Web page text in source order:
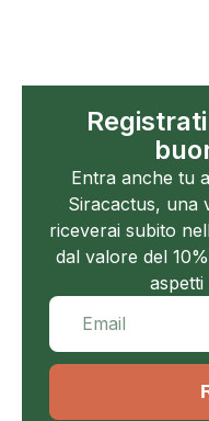
Entra anche tu
Siracactus, una
riceverai subito
dal valore del
aspetti